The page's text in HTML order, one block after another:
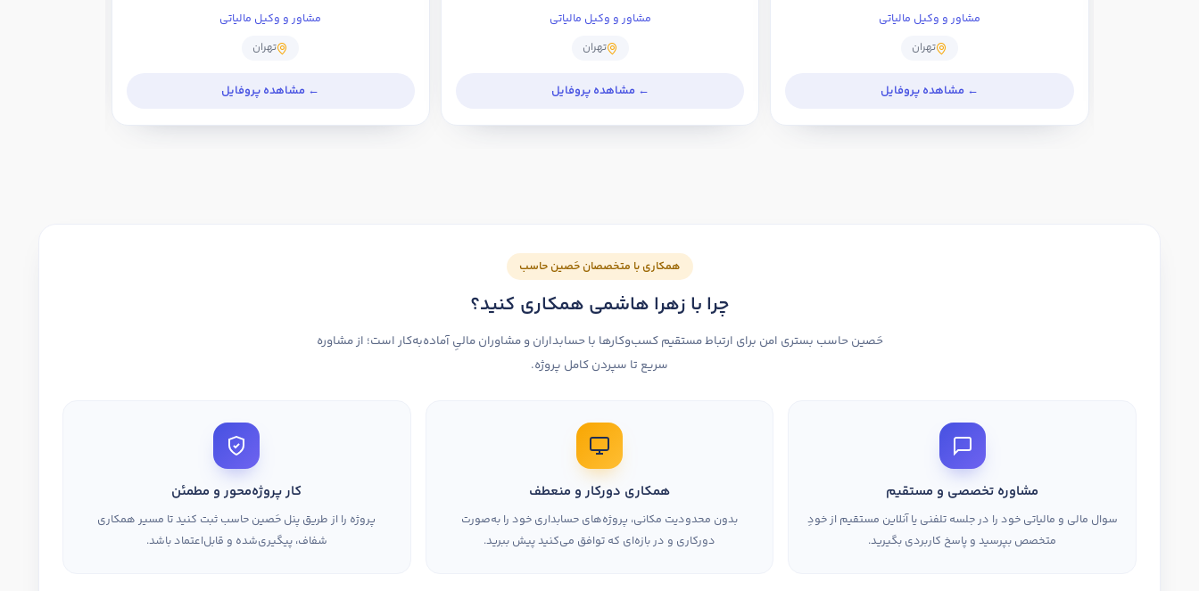
مشاور و وکیل مالیاتی
تهران
مشاور و وکیل مالیاتی
تهران
مشاور و وکیل مالیاتی
تهران
همکاری با متخصصان حَصین حاسب
چرا با زهرا هاشمی همکاری کنید؟
حَصین حاسب بستری امن برای ارتباط مستقیم کسب‌وکارها با حسابداران و مشاوران مالیِ آماده‌به‌کار است؛ از مشاوره
سریع تا سپردن کامل پروژه.
مشاوره تخصصی و مستقیم
سوال مالی و مالیاتی خود را در جلسه تلفنی یا آنلاین مستقیم از خودِ
متخصص بپرسید و پاسخ کاربردی بگیرید.
همکاری دورکار و منعطف
بدون محدودیت مکانی، پروژه‌های حسابداری خود را به‌صورت
دورکاری و در بازه‌ای که توافق می‌کنید پیش ببرید.
کار پروژه‌محور و مطمئن
پروژه را از طریق پنل حَصین حاسب ثبت کنید تا مسیر همکاری
شفاف، پیگیری‌شده و قابل‌اعتماد باشد.